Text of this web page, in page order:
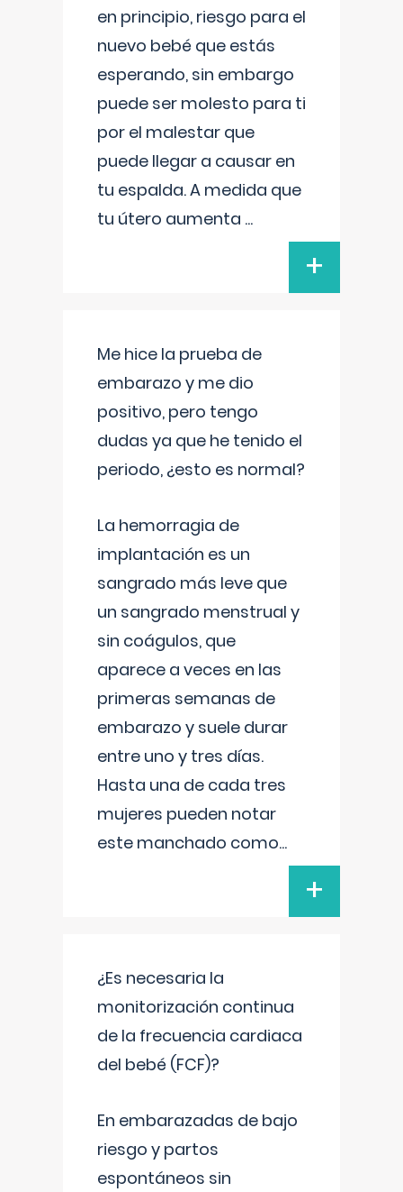
en principio, riesgo para el
nuevo bebé que estás
esperando, sin embargo
puede ser molesto para ti
por el malestar que
puede llegar a causar en
tu espalda. A medida que
tu útero aumenta ...
+
Me hice la prueba de
embarazo y me dio
positivo, pero tengo
dudas ya que he tenido el
periodo, ¿esto es normal?
La hemorragia de
implantación es un
sangrado más leve que
un sangrado menstrual y
sin coágulos, que
aparece a veces en las
primeras semanas de
embarazo y suele durar
entre uno y tres días.
Hasta una de cada tres
mujeres pueden notar
este manchado como...
+
¿Es necesaria la
monitorización continua
de la frecuencia cardiaca
del bebé (FCF)?
En embarazadas de bajo
riesgo y partos
espontáneos sin